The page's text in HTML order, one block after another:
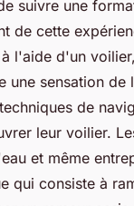
suivre une
de cette
l'aide d'un
une sensation de
de
leur voilier.
et même
qui consiste à